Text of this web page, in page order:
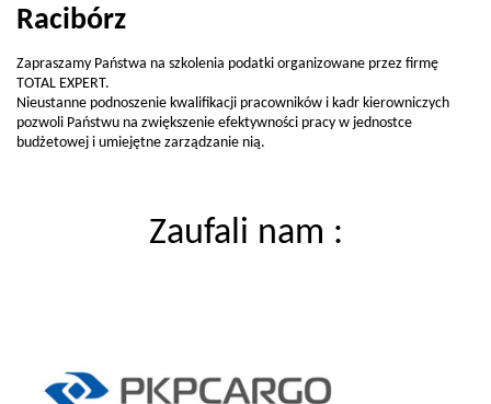
Racibórz
Zapraszamy Państwa na szkolenia podatki organizowane przez firmę
TOTAL EXPERT.
Nieustanne podnoszenie kwalifikacji pracowników i kadr kierowniczych
pozwoli Państwu na zwiększenie efektywności pracy w jednostce
budżetowej i umiejętne zarządzanie nią.
Zaufali nam :